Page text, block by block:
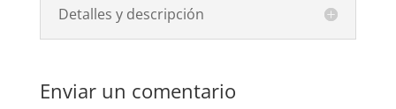
Detalles y descripción
Enviar un comentario